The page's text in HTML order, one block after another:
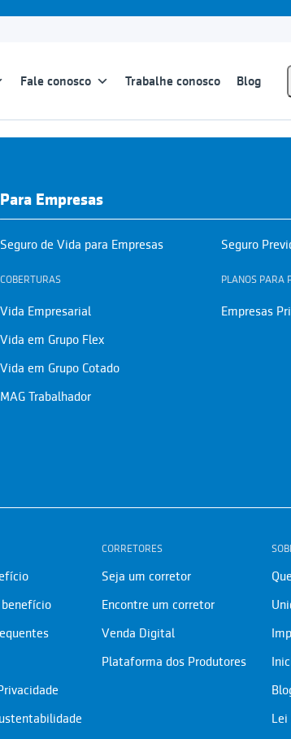
Fale conosco Trabalhe conosco Blog
Para Empresas
Seguro de Vida para Empresas
COBERTURAS
Vida Empresarial
Vida em Grupo Flex
Vida em Grupo Cotado
MAG Trabalhador
Seguro
PLANOS PARA
Empresas
CORRETORES
Seja um corretor
Encontre um corretor
Venda Digital
Plataforma dos Produtores
Lei